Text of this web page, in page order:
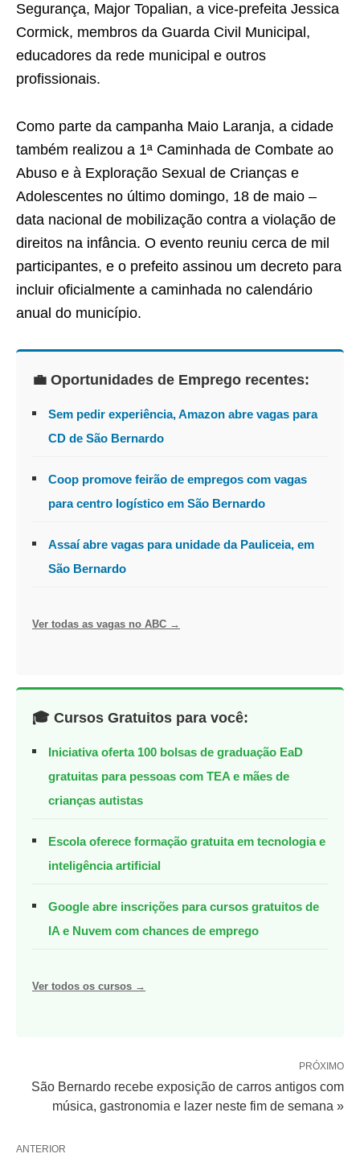
Segurança, Major Topalian, a vice-prefeita Jessica
Cormick, membros da Guarda Civil Municipal,
educadores da rede municipal e outros
profissionais.
Como parte da campanha Maio Laranja, a cidade
também realizou a 1ª Caminhada de Combate ao
Abuso e à Exploração Sexual de Crianças e
Adolescentes no último domingo, 18 de maio –
data nacional de mobilização contra a violação de
direitos na infância. O evento reuniu cerca de mil
participantes, e o prefeito assinou um decreto para
incluir oficialmente a caminhada no calendário
anual do município.
💼 Oportunidades de Emprego recentes:
Sem pedir experiência, Amazon abre vagas para
CD de São Bernardo
Coop promove feirão de empregos com vagas
para centro logístico em São Bernardo
Assaí abre vagas para unidade da Pauliceia, em
São Bernardo
Ver todas as vagas no ABC →
🎓 Cursos Gratuitos para você:
Iniciativa oferta 100 bolsas de graduação EaD
gratuitas para pessoas com TEA e mães de
crianças autistas
Escola oferece formação gratuita em tecnologia e
inteligência artificial
Google abre inscrições para cursos gratuitos de
IA e Nuvem com chances de emprego
Ver todos os cursos →
PRÓXIMO
São Bernardo recebe exposição de carros antigos com
música, gastronomia e lazer neste fim de semana »
ANTERIOR